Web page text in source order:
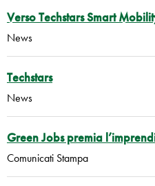
Verso Techstars Smart
News
Techstars
News
Green Jobs premia
Comunicati Stampa